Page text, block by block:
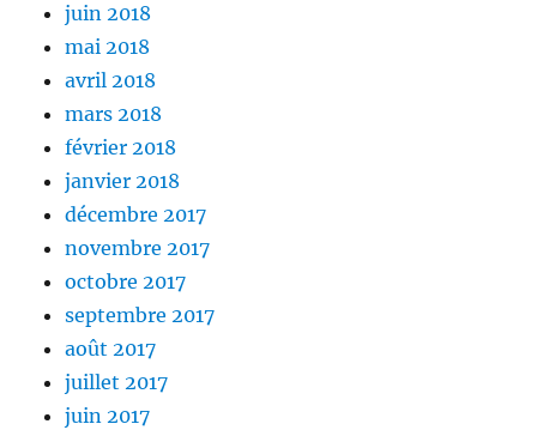
juin 2018
mai 2018
avril 2018
mars 2018
février 2018
janvier 2018
décembre 2017
novembre 2017
octobre 2017
septembre 2017
août 2017
juillet 2017
juin 2017